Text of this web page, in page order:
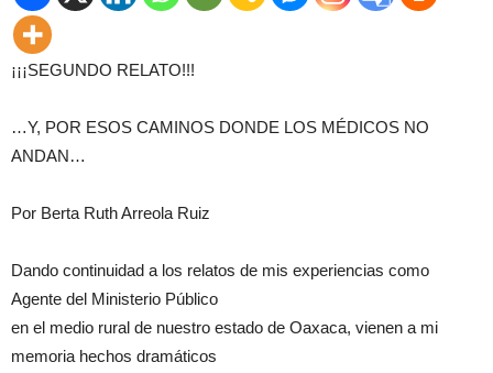
¡¡¡SEGUNDO RELATO!!!
…Y, POR ESOS CAMINOS DONDE LOS MÉDICOS NO
ANDAN…
Por Berta Ruth Arreola Ruiz
Dando continuidad a los relatos de mis experiencias como
Agente del Ministerio Público
en el medio rural de nuestro estado de Oaxaca, vienen a mi
memoria hechos dramáticos